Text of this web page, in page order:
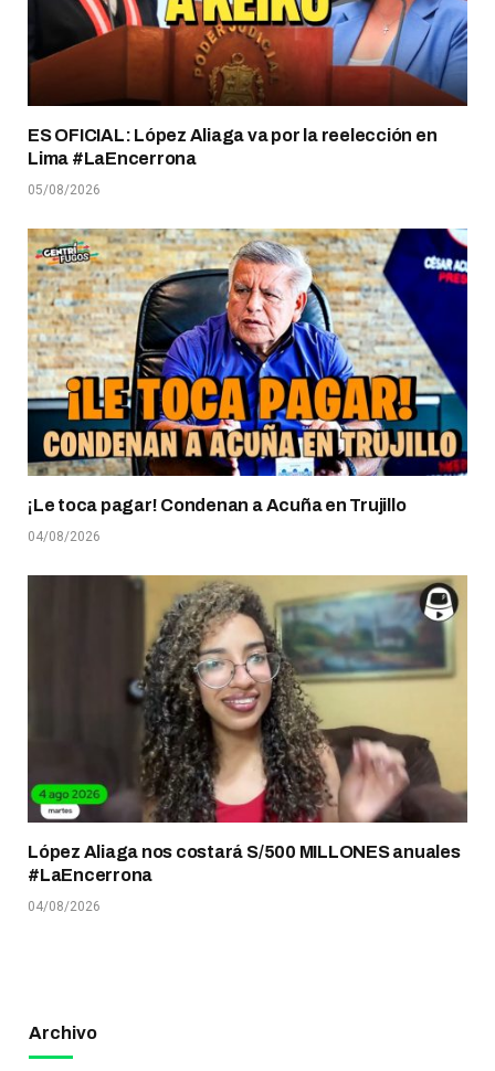
ES OFICIAL: López Aliaga va por la reelección en
Lima #LaEncerrona
05/08/2026
¡Le toca pagar! Condenan a Acuña en Trujillo
04/08/2026
López Aliaga nos costará S/500 MILLONES anuales
#LaEncerrona
04/08/2026
Archivo